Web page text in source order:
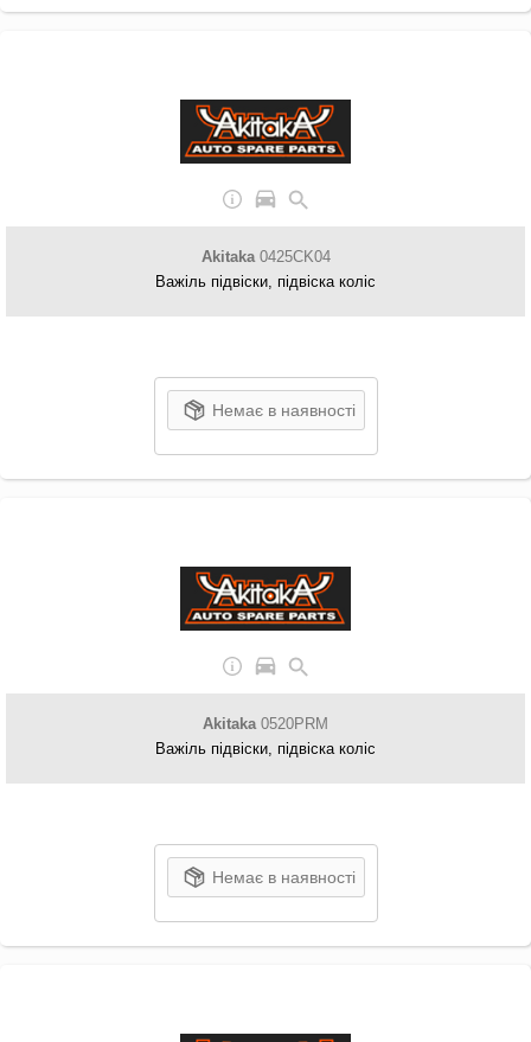
Akitaka0425CK04
Важіль підвіски, підвіска коліс
Немає в наявності
Akitaka0520PRM
Важіль підвіски, підвіска коліс
Немає в наявності